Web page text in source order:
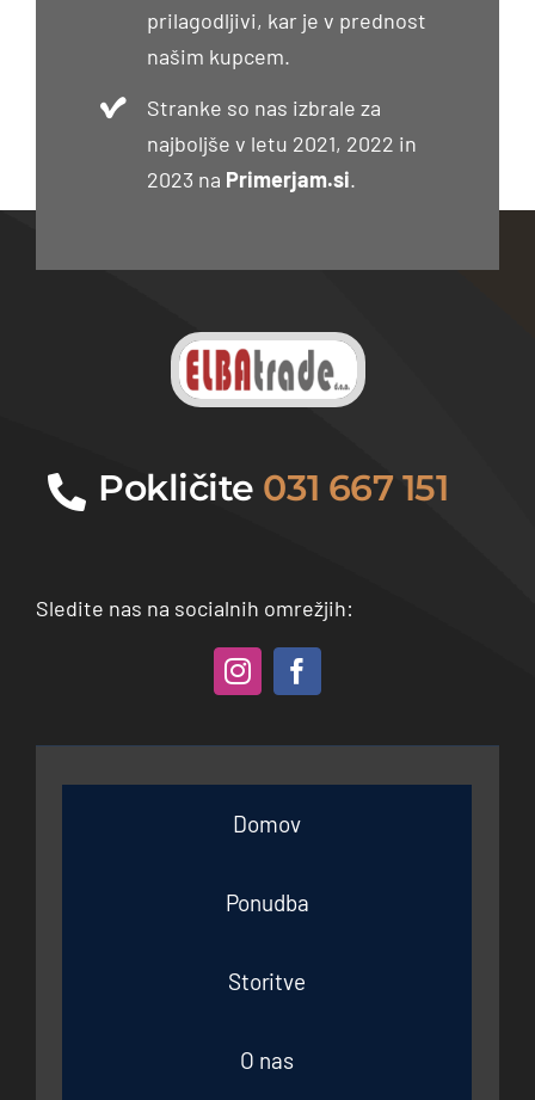
prilagodljivi, kar je v prednost
našim kupcem.
Stranke so nas izbrale za
najboljše v letu 2021, 2022 in
2023 na Primerjam.si.
Pokličite 031 667 151
Sledite nas na socialnih omrežjih:
Domov
Ponudba
Storitve
O nas